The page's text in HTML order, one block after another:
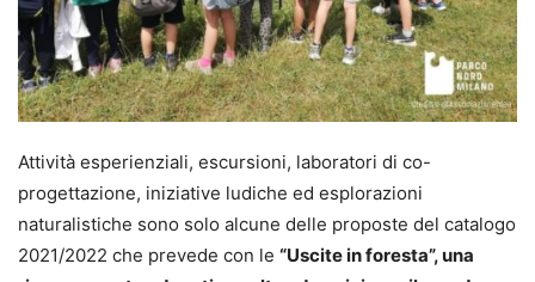
Attività esperienziali, escursioni, laboratori di co-
progettazione, iniziative ludiche ed esplorazioni
naturalistiche sono solo alcune delle proposte del catalogo
2021/2022 che prevede con le “Uscite in foresta”, una